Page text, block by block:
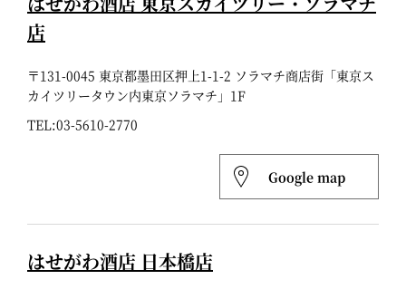
店
〒131-0045 東京都墨田区押上1-1-2 ソラマチ商店街「東京ス
カイツリータウン内東京ソラマチ」1F
TEL:03-5610-2770
Google map
はせがわ酒店 日本橋店